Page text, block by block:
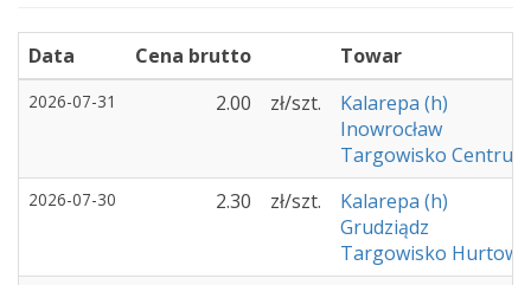
Data Cena brutto Towar
2026-07-31 2.00 zł/szt.
Kalarepa (h)
Inowrocław
Targowisko
2026-07-30 2.30 zł/szt.
Kalarepa (h)
Grudziądz
Targowisko